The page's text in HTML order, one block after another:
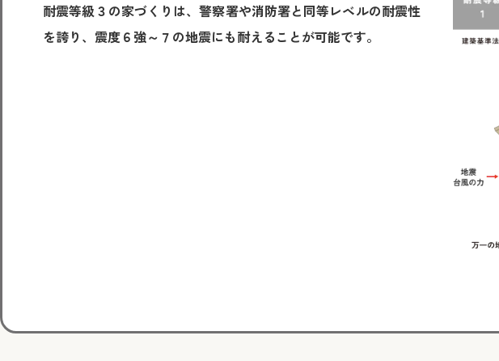
耐震等級３の家づくりは、警察署や消防署と同等レベルの耐震性
を誇り、震度６強～７の地震にも耐えることが可能です。